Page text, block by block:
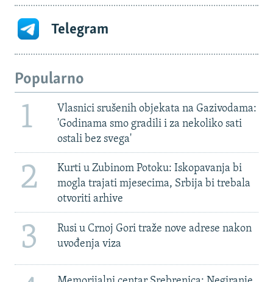
Telegram
Popularno
1
Vlasnici srušenih objekata na Gazivodama:
'Godinama smo gradili i za nekoliko sati
ostali bez svega'
2
Kurti u Zubinom Potoku: Iskopavanja bi
mogla trajati mjesecima, Srbija bi trebala
otvoriti arhive
3
Rusi u Crnoj Gori traže nove adrese nakon
uvođenja viza